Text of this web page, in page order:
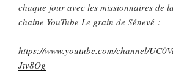
chaque jour avec les missionnaires de
chaine YouTube Le grain de Sénevé :
https://www.youtube.com/channel/
Jtv8Og